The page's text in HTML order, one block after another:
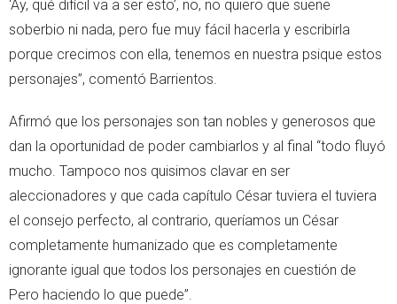
‘Ay, qué difícil va a ser esto’, no, no quiero que suene
soberbio ni nada, pero fue muy fácil hacerla y escribirla
porque crecimos con ella, tenemos en nuestra psique estos
personajes”, comentó Barrientos.
Afirmó que los personajes son tan nobles y generosos que
dan la oportunidad de poder cambiarlos y al final “todo fluyó
mucho. Tampoco nos quisimos clavar en ser
aleccionadores y que cada capítulo César tuviera el tuviera
el consejo perfecto, al contrario, queríamos un César
completamente humanizado que es completamente
ignorante igual que todos los personajes en cuestión de
Pero haciendo lo que puede”.